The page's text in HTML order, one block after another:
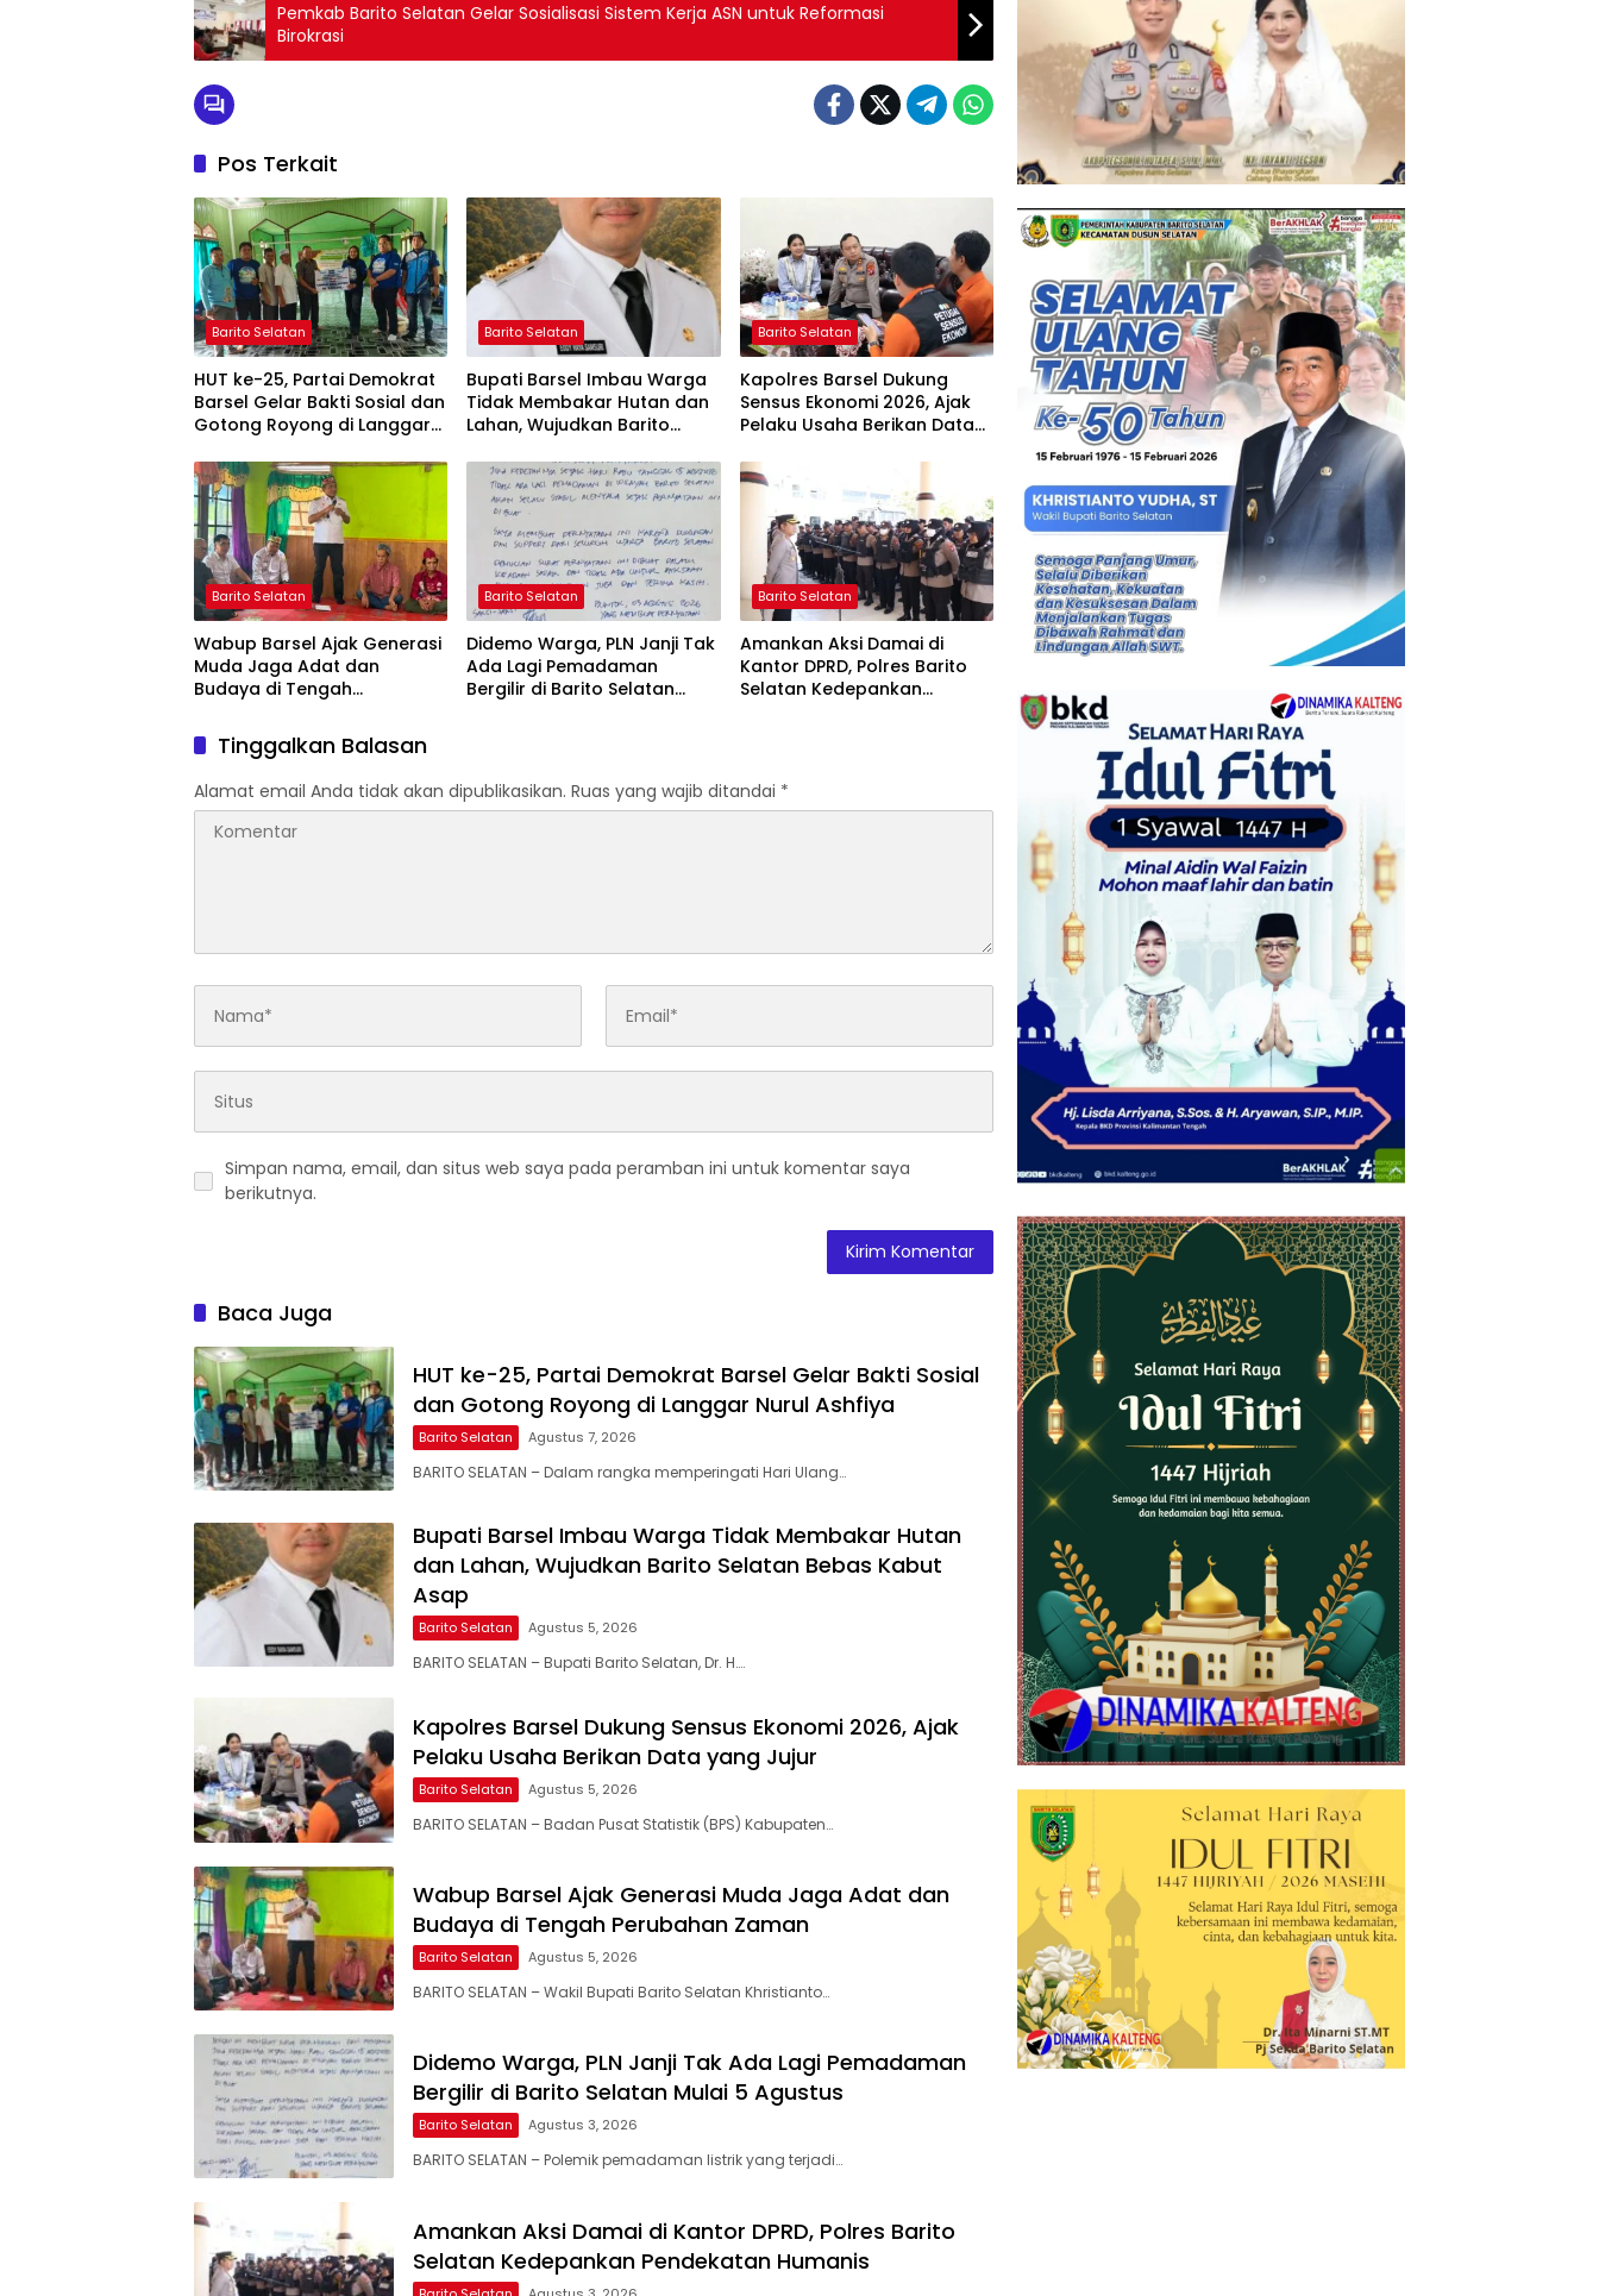
Pemkab Barito Selatan Gelar Sosialisasi Sistem Kerja ASN untuk Reformasi
Birokrasi
Pos Terkait
Barito Selatan
HUT ke-25, Partai Demokrat
Barsel Gelar Bakti Sosial dan
Gotong Royong di Langgar
Barito Selatan
Bupati Barsel Imbau Warga
Tidak Membakar Hutan dan
Lahan, Wujudkan Barito
Barito Selatan
Kapolres Barsel Dukung
Sensus Ekonomi 2026, Ajak
Pelaku Usaha Berikan Data
Barito Selatan
Wabup Barsel Ajak Generasi
Muda Jaga Adat dan
Budaya di Tengah
Barito Selatan
Didemo Warga, PLN Janji Tak
Ada Lagi Pemadaman
Bergilir di Barito Selatan
Barito Selatan
Amankan Aksi Damai di
Kantor DPRD, Polres Barito
Selatan Kedepankan
Tinggalkan Balasan
Alamat email Anda tidak akan dipublikasikan. Ruas yang wajib ditandai *
Simpan nama, email, dan situs web saya pada peramban ini untuk komentar saya
berikutnya.
Baca Juga
HUT ke-25, Partai Demokrat Barsel Gelar Bakti Sosial
dan Gotong Royong di Langgar Nurul Ashfiya
Barito Selatan Agustus 7, 2026
BARITO SELATAN – Dalam rangka memperingati Hari Ulang…
Bupati Barsel Imbau Warga Tidak Membakar Hutan
dan Lahan, Wujudkan Barito Selatan Bebas Kabut
Asap
Barito Selatan Agustus 5, 2026
BARITO SELATAN – Bupati Barito Selatan, Dr. H….
Kapolres Barsel Dukung Sensus Ekonomi 2026, Ajak
Pelaku Usaha Berikan Data yang Jujur
Barito Selatan Agustus 5, 2026
BARITO SELATAN – Badan Pusat Statistik (BPS) Kabupaten…
Wabup Barsel Ajak Generasi Muda Jaga Adat dan
Budaya di Tengah Perubahan Zaman
Barito Selatan Agustus 5, 2026
BARITO SELATAN – Wakil Bupati Barito Selatan Khristianto…
Didemo Warga, PLN Janji Tak Ada Lagi Pemadaman
Bergilir di Barito Selatan Mulai 5 Agustus
Barito Selatan Agustus 3, 2026
BARITO SELATAN – Polemik pemadaman listrik yang terjadi…
Amankan Aksi Damai di Kantor DPRD, Polres Barito
Selatan Kedepankan Pendekatan Humanis